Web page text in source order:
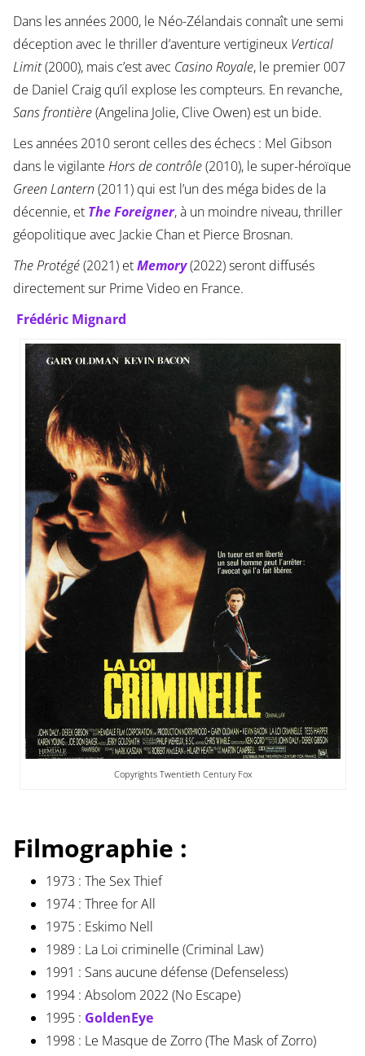
Dans les années 2000, le Néo-Zélandais connaît une semi
déception avec le thriller d’aventure vertigineux Vertical
Limit(2000), mais c’est avec Casino Royale, le premier 007
de Daniel Craig qu’il explose les compteurs. En revanche,
Sans frontière(Angelina Jolie, Clive Owen) est un bide.
Les années 2010 seront celles des échecs : Mel Gibson
dans le vigilante Hors de contrôle(2010), le super-héroïque
Green Lantern (2011) qui est l’un des méga bides de la
décennie, et The Foreigner, à un moindre niveau, thriller
géopolitique avec Jackie Chan et Pierce Brosnan.
The Protégé(2021) etMemory(2022) seront diffusés
directement sur Prime Video en France.
Frédéric Mignard
Copyrights Twentieth Century Fox
Filmographie :
1973 : The Sex Thief
1974 : Three for All
1975 : Eskimo Nell
1989 : La Loi criminelle (Criminal Law)
1991 : Sans aucune défense (Defenseless)
1994 : Absolom 2022 (No Escape)
1995 : GoldenEye
1998 : Le Masque de Zorro (The Mask of Zorro)